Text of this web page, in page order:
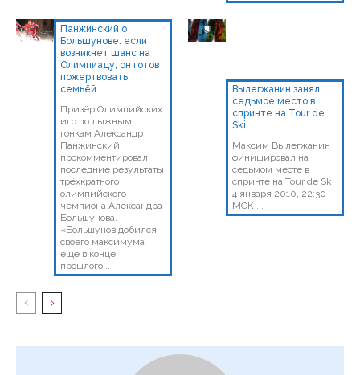
Панжинский о
Большунове: если
возникнет шанс на
Олимпиаду, он готов
пожертвовать
семьёй.
Призёр Олимпийских
игр по лыжным
гонкам Александр
Панжинский
прокомментировал
последние результаты
трёхкратного
олимпийского
чемпиона Александра
Большунова.
«Большунов добился
своего максимума
ещё в конце
прошлого...
Вылегжанин занял
седьмое место в
спринте на Tour de
Ski
Максим Вылегжанин
финишировал на
седьмом месте в
спринте на Tour de Ski
4 января 2010, 22:30
МСК ...